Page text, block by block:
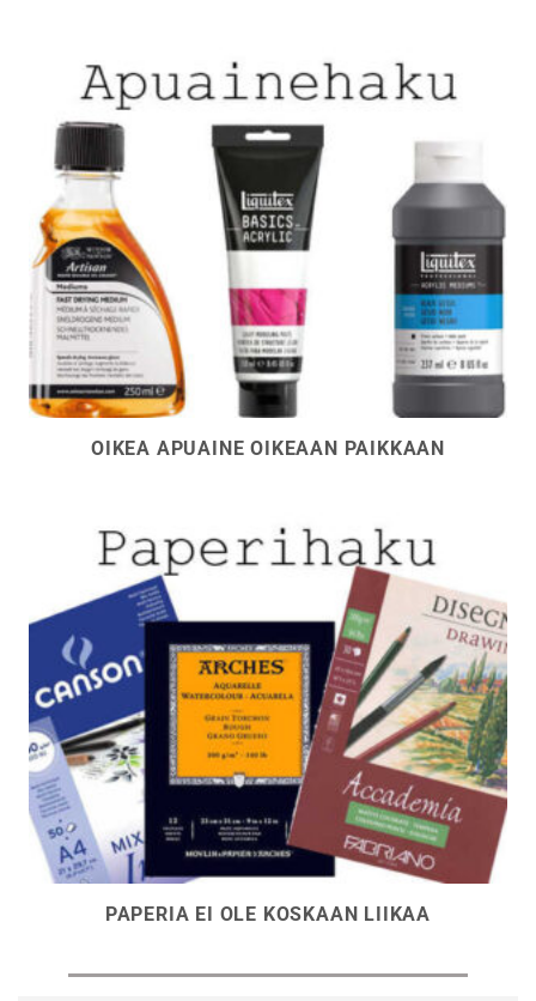
OIKEA APUAINE OIKEAAN PAIKKAAN
PAPERIA EI OLE KOSKAAN LIIKAA